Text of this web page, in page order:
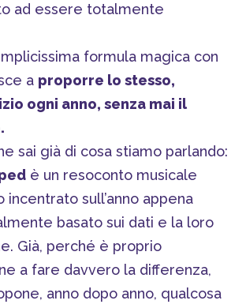
ad essere totalmente
formula magica con
a proporre lo stesso,
ogni anno, senza mai il
sai già di cosa stiamo parlando:
è un resoconto musicale
incentrato sull’anno appena
basato sui dati e la loro
Già, perché è proprio
a fare davvero la differenza,
anno dopo anno, qualcosa